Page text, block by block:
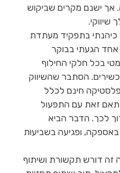
אך ישנם מקרים שביקוש
כיהנתי בתפקיד מעתדת
אחד הגעתי בבוקר
בכל חלקי החילוף
הסתבר שהשיווק
חינם לכלל
זאת עם התפעול
לכך. הדבר הביא
באספקה, ופגיעה בשביעות
זה דורש תקשורת ושיתוף